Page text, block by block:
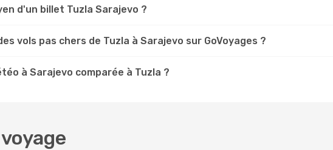
d'un billet Tuzla Sarajevo ?
vols pas chers de Tuzla à Sarajevo sur GoVoyages ?
à Sarajevo comparée à Tuzla ?